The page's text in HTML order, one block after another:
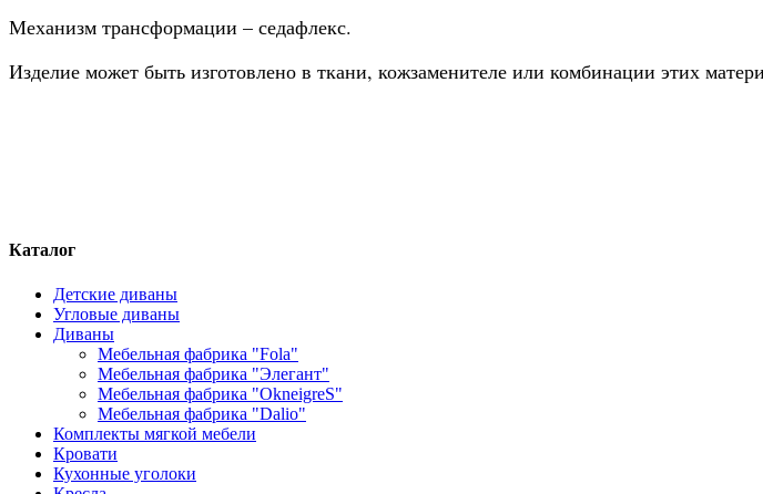
Механизм трансформации – седафлекс.
Изделие может быть изготовлено в ткани, кожзаменителе или комбинации этих
Каталог
Детские диваны
Угловые диваны
Диваны
Мебельная фабрика "Fola"
Мебельная фабрика "Элегант"
Мебельная фабрика "OkneigreS"
Мебельная фабрика "Dalio"
Комплекты мягкой мебели
Кровати
Кухонные уголоки